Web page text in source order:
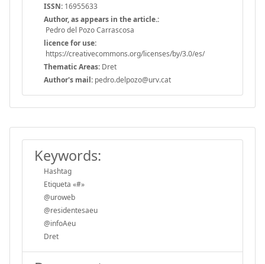
ISSN: 16955633
Author, as appears in the article.:
Pedro del Pozo Carrascosa
licence for use:
https://creativecommons.org/licenses/by/3.0/es/
Thematic Areas: Dret
Author's mail: pedro.delpozo@urv.cat
Keywords:
Hashtag
Etiqueta «#»
@uroweb
@residentesaeu
@infoAeu
Dret